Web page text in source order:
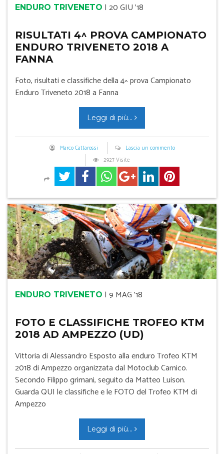
ENDURO TRIVENETO | 20 GIU '18
RISULTATI 4^ PROVA CAMPIONATO
ENDURO TRIVENETO 2018 A
FANNA
Foto, risultati e classifiche della 4^ prova Campionato
Enduro Triveneto 2018 a Fanna
Leggi di più...
Marco Cattarossi
Lascia un commento
2927 Visite
ENDURO TRIVENETO | 9 MAG '18
FOTO E CLASSIFICHE TROFEO KTM
2018 AD AMPEZZO (UD)
Vittoria di Alessandro Esposto alla enduro Trofeo KTM
2018 di Ampezzo organizzata dal Motoclub Carnico.
Secondo Filippo grimani, seguito da Matteo Luison.
Guarda QUI le classifiche e le FOTO del Trofeo KTM di
Ampezzo
Leggi di più...